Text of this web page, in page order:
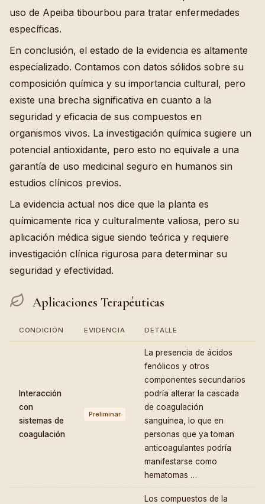
uso de Apeiba tibourbou para tratar enfermedades
específicas.
En conclusión, el estado de la evidencia es altamente
especializado. Contamos con datos sólidos sobre su
composición química y su importancia cultural, pero
existe una brecha significativa en cuanto a la
seguridad y eficacia de sus compuestos en
organismos vivos. La investigación química sugiere un
potencial antioxidante, pero esto no equivale a una
garantía de uso medicinal seguro en humanos sin
estudios clínicos previos.
La evidencia actual nos dice que la planta es
químicamente rica y culturalmente valiosa, pero su
aplicación médica sigue siendo teórica y requiere
investigación clínica rigurosa para determinar su
seguridad y efectividad.
Aplicaciones Terapéuticas
CONDICIÓN EVIDENCIA DETALLE
Interacción
con
sistemas de
coagulación
Preliminar
La presencia de ácidos
fenólicos y otros
componentes secundarios
podría alterar la cascada
de coagulación
sanguínea, lo que en
personas que ya toman
anticoagulantes podría
manifestarse como
hematomas …
Los compuestos de la